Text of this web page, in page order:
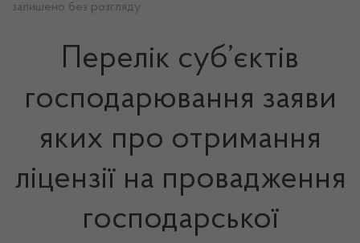
залишено без розгляду
Перелік суб’єктів
господарювання заяви
яких про отримання
ліцензії на провадження
господарської